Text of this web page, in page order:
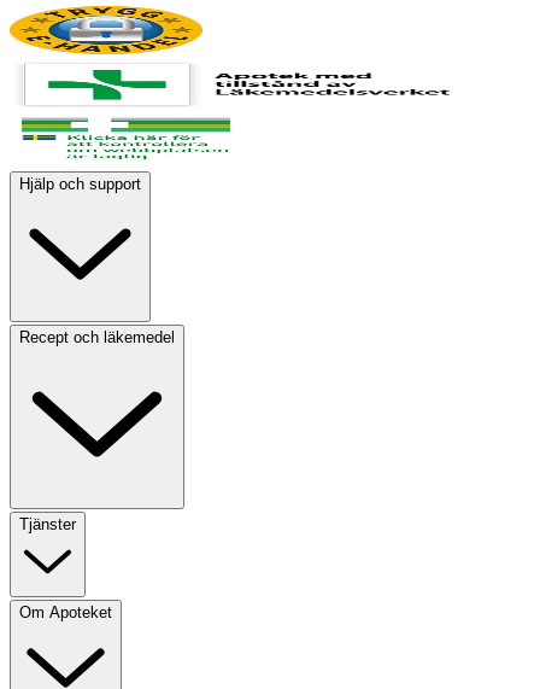
Hjälp och support
Recept och läkemedel
Tjänster
Om Apoteket